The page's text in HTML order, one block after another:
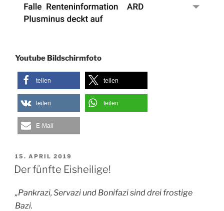
Youtube Bildschirmfoto
teilen teilen
teilen teilen
E-Mail
VERÖFFENTLICHT
AM
15. APRIL 2019
Der fünfte Eisheilige!
„Pankrazi, Servazi und Bonifazi sind drei frostige
Bazi.